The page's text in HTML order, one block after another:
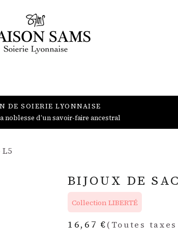
DE SOIERIE LYONNAISE
noblesse d’un savoir-faire ancestral
L5
BIJOUX DE
Collection LIBERTÉ
16,67 €(Toutes